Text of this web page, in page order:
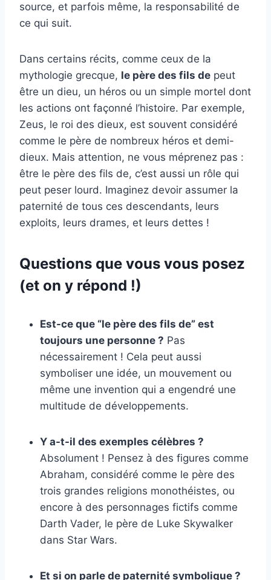
source, et parfois même, la responsabilité de
ce qui suit.
Dans certains récits, comme ceux de la
mythologie grecque, le père des fils de peut
être un dieu, un héros ou un simple mortel dont
les actions ont façonné l’histoire. Par exemple,
Zeus, le roi des dieux, est souvent considéré
comme le père de nombreux héros et demi-
dieux. Mais attention, ne vous méprenez pas :
être le père des fils de, c’est aussi un rôle qui
peut peser lourd. Imaginez devoir assumer la
paternité de tous ces descendants, leurs
exploits, leurs drames, et leurs dettes !
Questions que vous vous posez
(et on y répond !)
Est-ce que “le père des fils de” est
toujours une personne ? Pas
nécessairement ! Cela peut aussi
symboliser une idée, un mouvement ou
même une invention qui a engendré une
multitude de développements.
Y a-t-il des exemples célèbres ?
Absolument ! Pensez à des figures comme
Abraham, considéré comme le père des
trois grandes religions monothéistes, ou
encore à des personnages fictifs comme
Darth Vader, le père de Luke Skywalker
dans Star Wars.
Et si on parle de paternité symbolique ?